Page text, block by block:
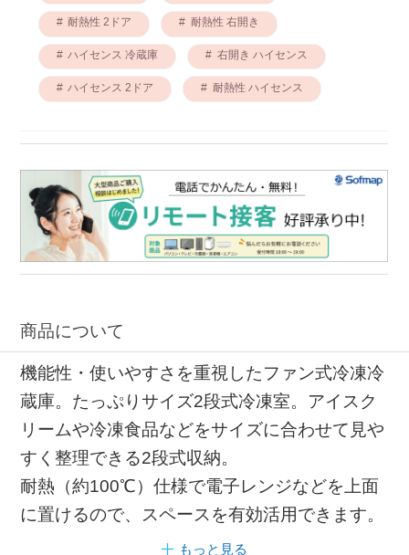
耐熱性 2ドア 耐熱性 右開き
ハイセンス 冷蔵庫 右開き ハイセンス
ハイセンス 2ドア 耐熱性 ハイセンス
商品について
機能性・使いやすさを重視したファン式冷凍冷
蔵庫。たっぷりサイズ2段式冷凍室。アイスク
リームや冷凍食品などをサイズに合わせて見や
すく整理できる2段式収納。
耐熱（約100℃）仕様で電子レンジなどを上面
に置けるので、スペースを有効活用できます。
もっと見る